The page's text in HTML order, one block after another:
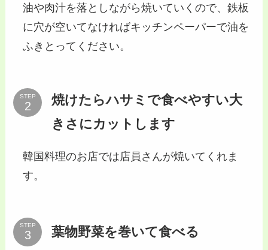
油や肉汁を落としながら焼いていくので、鉄板
に穴が空いてなければキッチンペーパーで油を
ふきとってください。
STEP
焼けたらハサミで食べやすい大
きさにカットします
韓国料理のお店では店員さんが焼いてくれま
す。
STEP 葉物野菜を巻いて食べる